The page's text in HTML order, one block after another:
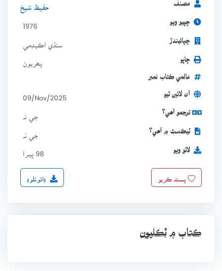
مصنف حفيظ شيخ
ڇپيو ويو 1976
ڇپائيندڙ سنڌي اڪيڊمي
ڇاپو
عالمي ڪتاب نمبر
آن لائين ٿيو 09/Nov/2025
ترجمو آھي؟
ٽيڪسٽ ۾ آھي؟
لاٿو ويو 98 ڀيرا
پسند ڪريو ڊائونلوڊ
ڪتاب ۾ ٽِڪليون